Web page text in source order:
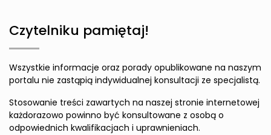
Czytelniku pamiętaj!
Wszystkie informacje oraz porady opublikowane na naszym
portalu nie zastąpią indywidualnej konsultacji ze specjalistą.
Stosowanie treści zawartych na naszej stronie internetowej
każdorazowo powinno być konsultowane z osobą o
odpowiednich kwalifikacjach i uprawnieniach.